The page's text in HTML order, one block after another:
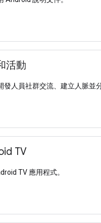
活動
發人員社群交流、建立人脈並
TV
TV 應用程式。